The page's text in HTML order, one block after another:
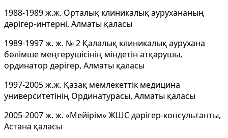
1988-1989 ж.ж. Орталық клиникалық аурухананың
дәрігер-интерні, Алматы қаласы
1989-1997 ж. ж. № 2 Қалалық клиникалық аурухана
бөлімше меңгерушісінің міндетін атқарушы,
ординатор дәрігер, Алматы қаласы
1997-2005 ж.ж. Қазақ мемлекеттік медицина
университетінің Ординатурасы, Алматы қаласы
2005-2007 ж. ж. «Мейірім» ЖШС дәрігер-консультанты,
Астана қаласы